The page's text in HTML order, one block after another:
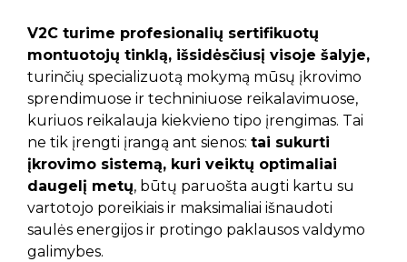
V2C turime profesionalių sertifikuotų
montuotojų tinklą, išsidėsčiusį visoje šalyje,
turinčių specializuotą mokymą mūsų įkrovimo
sprendimuose ir techniniuose reikalavimuose,
kuriuos reikalauja kiekvieno tipo įrengimas. Tai
ne tik įrengti įrangą ant sienos: tai sukurti
įkrovimo sistemą, kuri veiktų optimaliai
daugelį metų, būtų paruošta augti kartu su
vartotojo poreikiais ir maksimaliai išnaudoti
saulės energijos ir protingo paklausos valdymo
galimybes.